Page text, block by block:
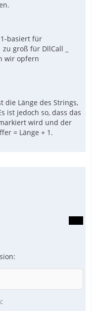
1-basiert für
groß für DllCall _
wir opfern
die Länge des Strings,
ist jedoch so, dass das
wird und der
= Länge + 1.